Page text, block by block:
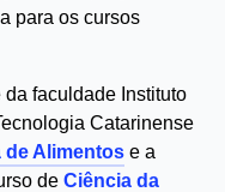
para os cursos
faculdade Instituto
Catarinense
de Alimentos e a
de Ciência da